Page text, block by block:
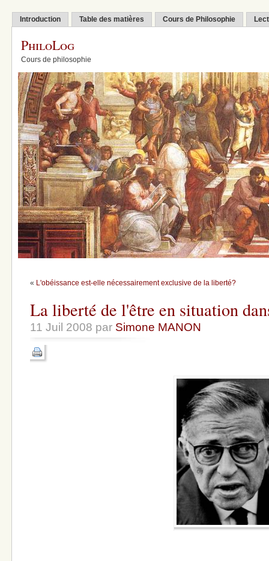
Introduction Table des matières Cours de Philosophie
PhiloLog
Cours de philosophie
« L'obéissance est-elle nécessairement exclusive de la liberté?
La liberté de l'être en situation
11 Juil 2008 par Simone MANON